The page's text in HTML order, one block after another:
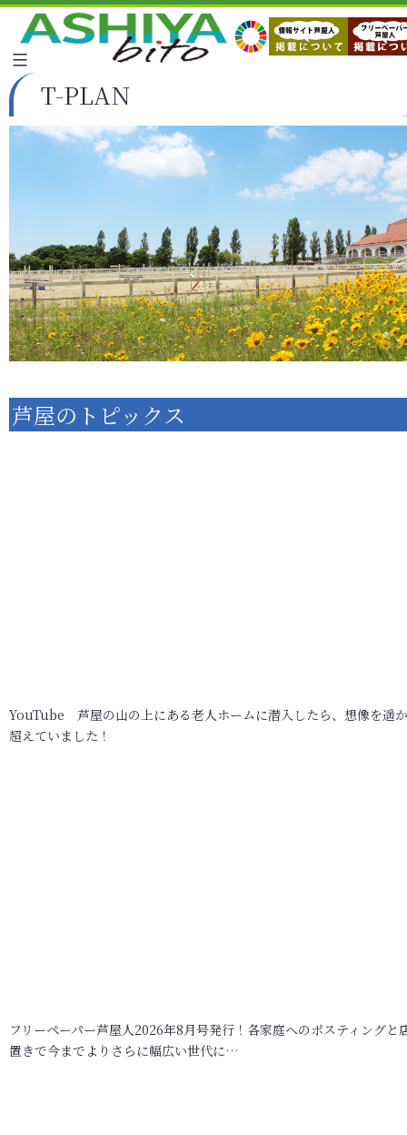
T-PLAN
芦屋のトピックス
YouTube 芦屋の山の上にある老人ホームに潜入したら、想像を遥
超えていました！
フリーペーパー芦屋人2026年8月号発行！各家庭へのポスティングと
置きで今までよりさらに幅広い世代に…